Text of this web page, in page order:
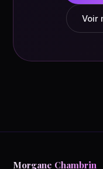
Voir
Morgane Chambrin